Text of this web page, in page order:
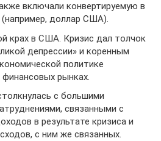
включали конвертируемую в
доллар США).
крах в США. Кризис дал толчок
депрессии» и коренным
политике
рынках.
с большими
связанными с
в результате кризиса и
с ним же связанных.